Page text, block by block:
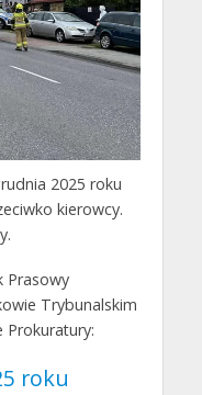
2025 roku
kierowcy.
Prasowy
Trybunalskim
roku